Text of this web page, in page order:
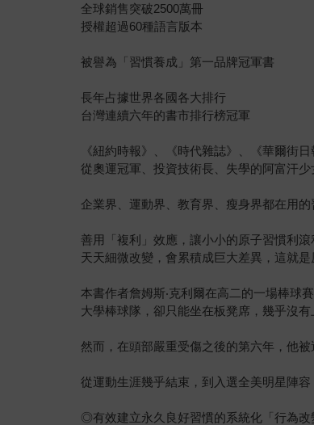
全球銷售突破2500萬冊
授權超過60種語言版本
被譽為「習慣養成」第一品牌冠軍書
長年占據世界各國各大排行
台灣連續六年的書市排行榜冠軍
《紐約時報》、《時代雜誌》、《華爾街
從奧運冠軍、投資技術長、失學的阿富汗少
企業界、運動界、教育界、瘦身界都在用的
善用「複利」效應，讓小小的原子習慣利滾
天天細微改變，會累積成巨大差異，這就是
本書作者詹姆斯‧克利爾在高二的一場棒球
大學棒球隊，卻只能坐在板凳席，幾乎沒有
然而，在頭部嚴重受傷之後的第六年，他
從運動生涯幾乎結束，到入選全美明星陣
◎有效建立永久良好習慣的系統化「行為改